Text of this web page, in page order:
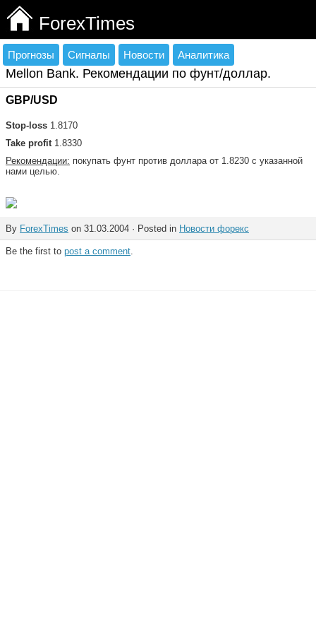
ForexTimes
Прогнозы Сигналы Новости Аналитика
Mellon Bank. Рекомендации по фунт/доллар.
GBP/USD
Stop-loss 1.8170
Take profit 1.8330
Рекомендации: покупать фунт против доллара от 1.8230 с указанной
нами целью.
By ForexTimes on 31.03.2004 · Posted in Новости форекс
Be the first to post a comment.